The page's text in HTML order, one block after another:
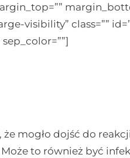
visibility” class=””
mogło dojść do
to również być